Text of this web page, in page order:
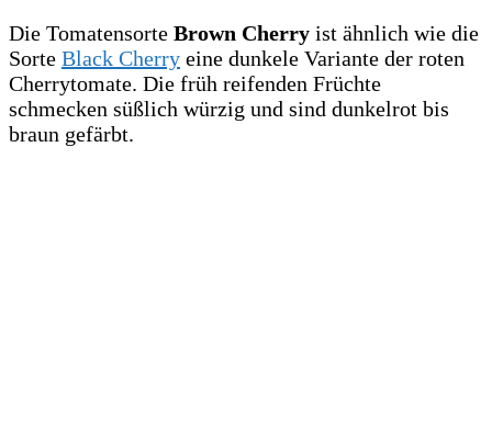
Die Tomatensorte Brown Cherry ist ähnlich wie die
Sorte Black Cherry eine dunkele Variante der roten
Cherrytomate. Die früh reifenden Früchte
schmecken süßlich würzig und sind dunkelrot bis
braun gefärbt.